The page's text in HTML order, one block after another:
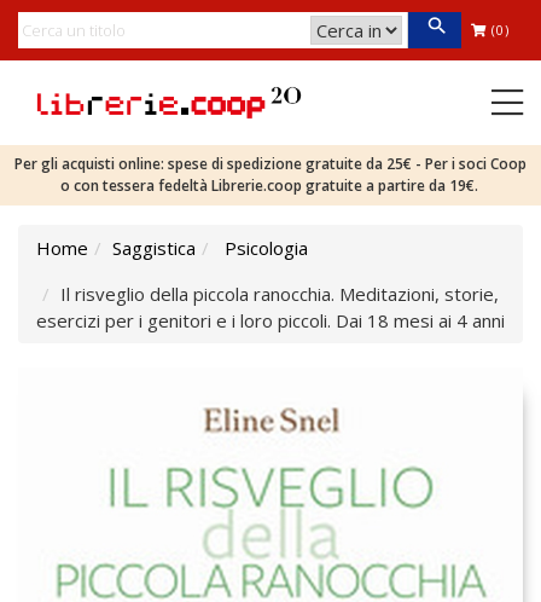
(0)
Per gli acquisti online: spese di spedizione gratuite da 25€ - Per i soci Coop
o con tessera fedeltà Librerie.coop gratuite a partire da 19€.
Home Saggistica
Psicologia
Il risveglio della piccola ranocchia. Meditazioni, storie,
esercizi per i genitori e i loro piccoli. Dai 18 mesi ai 4 anni